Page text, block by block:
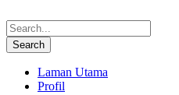
Laman Utama
Profil